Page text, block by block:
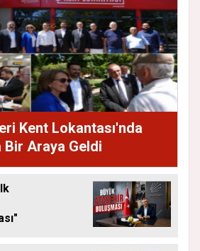
Kent Lokantası'nda
Araya Geldi